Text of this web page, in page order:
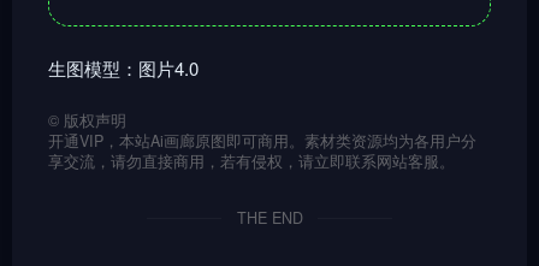
生图模型：图片4.0
© 版权声明
开通VIP，本站Ai画廊原图即可商用。素材类资源均为各用户分
享交流，请勿直接商用，若有侵权，请立即联系网站客服。
THE END